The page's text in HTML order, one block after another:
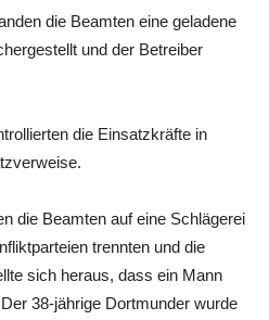
die Beamten eine geladene
und der Betreiber
die Einsatzkräfte in
die Beamten auf eine Schlägerei
trennten und die
sich heraus, dass ein Mann
38-jährige Dortmunder wurde